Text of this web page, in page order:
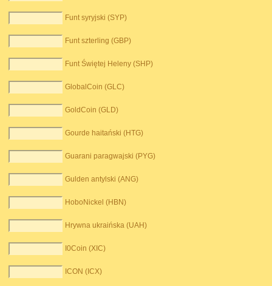
Funt syryjski (SYP)
Funt szterling (GBP)
Funt Świętej Heleny (SHP)
GlobalCoin (GLC)
GoldCoin (GLD)
Gourde haitański (HTG)
Guarani paragwajski (PYG)
Gulden antylski (ANG)
HoboNickel (HBN)
Hrywna ukraińska (UAH)
I0Coin (XIC)
ICON (ICX)